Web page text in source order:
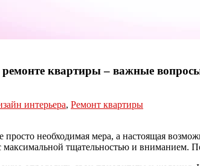
квартиры – важные
интерьера, Ремонт квартиры
просто необходимая мера, а настоящая
максимальной тщательностью и вниманием.